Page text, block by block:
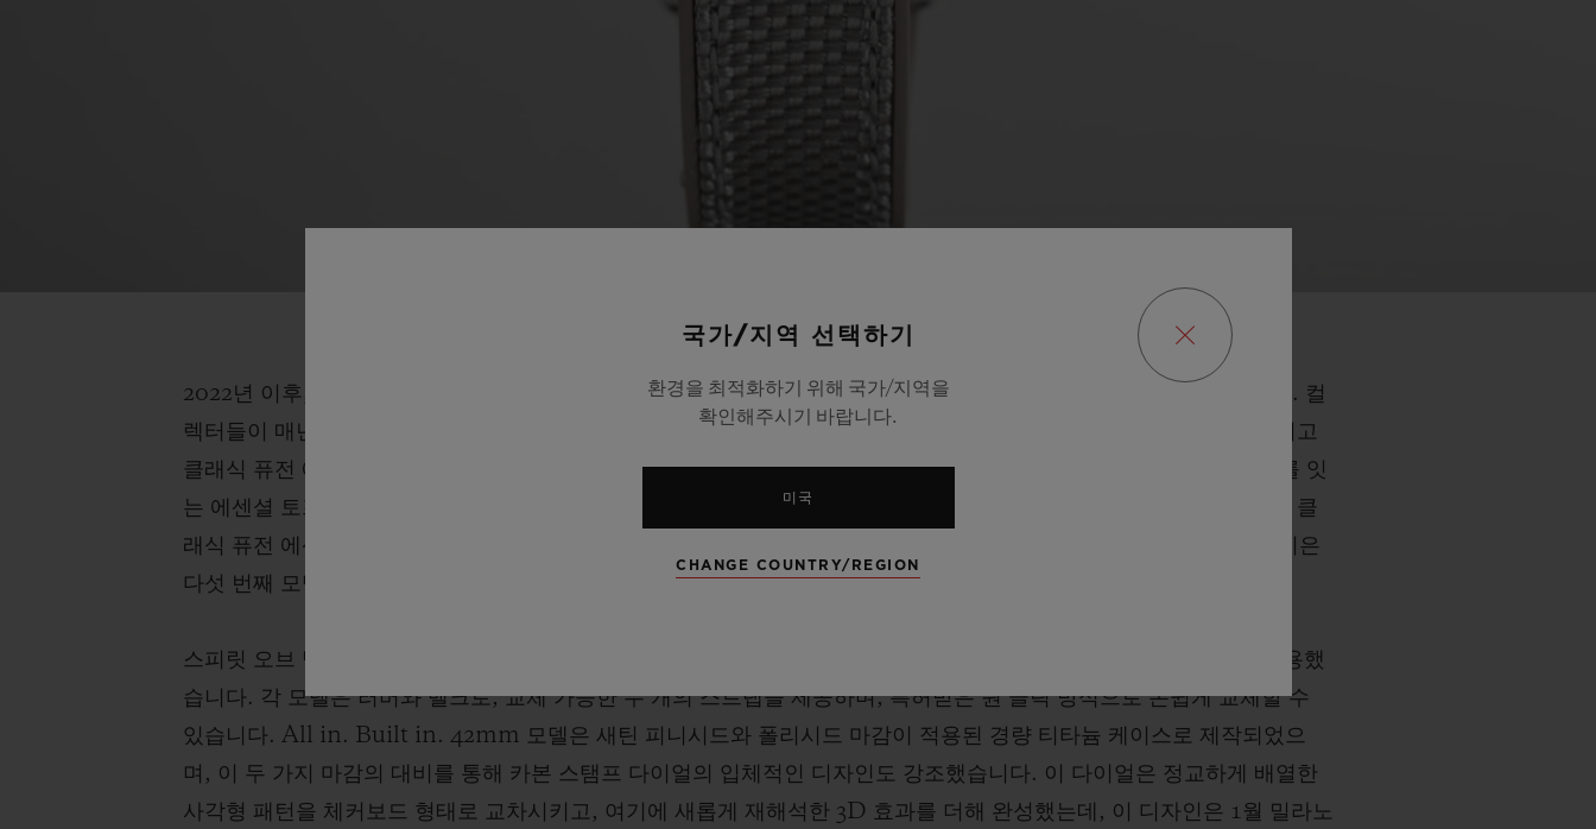
2022년 이후, 모든 에센셜 모델들은 하나씩 이어지며, 일관성과 완성도를 동시에 갖춘 일정한 흐름을 유지해 왔습니다. 컬
렉터들이 매년 손꼽아 기다리는 이 여정은 빅뱅 유니코 에센셜 그레이로 시작해, 스피릿 오브 빅뱅 에센셜 그레이, 그리고
클래식 퓨전 에센셜 그레이로 이어졌습니다. 이 이야기는 새로운 컬러 토프로 자연스럽게 이어지는데, 에센셜 그레이를 잇
는 에센셜 토프는 위블로의 모노크롬 팔레트를 더욱 확장하며, 시대를 초월한 뉴트럴 톤의 세계를 완성합니다. 2025년 클
래식 퓨전 에센셜 토프에 이어, 2026년에는 스피릿 오브 빅뱅 에센셜 토프를 선보입니다. 에센셜 모노크롬 시리즈를 이은
다섯 번째 모델입니다.
스피릿 오브 빅뱅의 시그니처 토노형 케이스로 제작한 두 모델은 다이얼과 스트랩 전반에 걸쳐 톤온톤 토프 컬러를 적용했
습니다. 각 모델은 러버와 벨크로, 교체 가능한 두 개의 스트랩을 제공하며, 특허받은 원 클릭 방식으로 손쉽게 교체할 수
있습니다. All in. Built in. 42mm 모델은 새틴 피니시드와 폴리시드 마감이 적용된 경량 티타늄 케이스로 제작되었으
며, 이 두 가지 마감의 대비를 통해 카본 스탬프 다이얼의 입체적인 디자인도 강조했습니다. 이 다이얼은 정교하게 배열한
사각형 패턴을 체커보드 형태로 교차시키고, 여기에 새롭게 재해석한 3D 효과를 더해 완성했는데, 이 디자인은 1월 밀라노
국가/지역 선택하기
환경을 최적화하기 위해 국가/지역을
확인해주시기 바랍니다.
미국
CHANGE COUNTRY/REGION